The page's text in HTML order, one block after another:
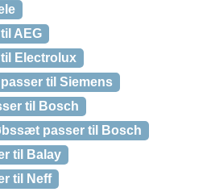
AEG
Electrolux
til Siemens
til Bosch
passer til Bosch
til Balay
til Neff